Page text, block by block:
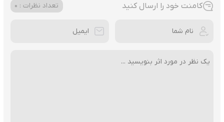
کامنت خود را ارسال کنید تعداد نظرات : 0